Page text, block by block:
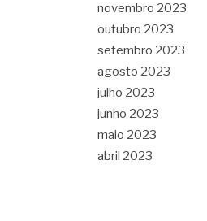
novembro 2023
outubro 2023
setembro 2023
agosto 2023
julho 2023
junho 2023
maio 2023
abril 2023